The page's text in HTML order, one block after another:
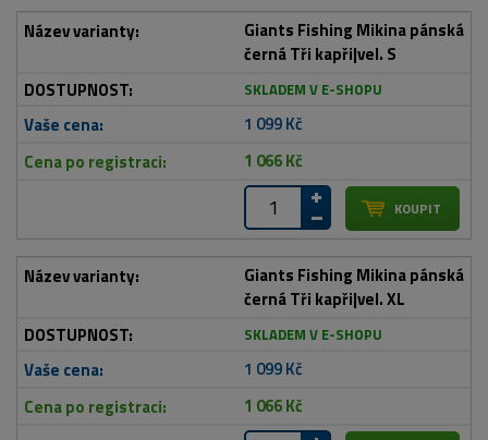
Giants Fishing Mikina pánská
černá Tři kapři|vel. S
SKLADEM V E-SHOPU
1 099 Kč
1 066 Kč
Giants Fishing Mikina pánská
černá Tři kapři|vel. XL
SKLADEM V E-SHOPU
1 099 Kč
1 066 Kč